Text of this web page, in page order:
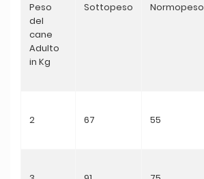
Peso
del
cane
Adulto
in Kg
Sottopeso Normopeso
2 67 55